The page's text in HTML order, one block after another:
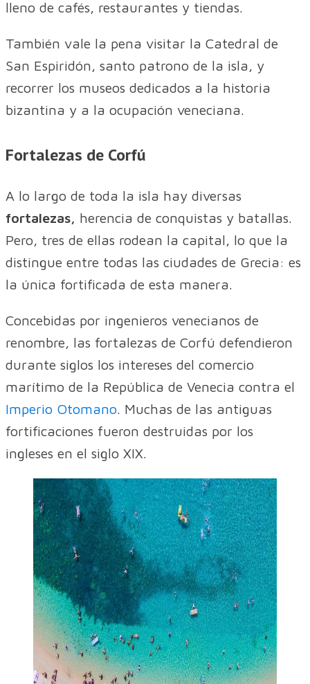
lleno de cafés, restaurantes y tiendas.
También vale la pena visitar la Catedral de
San Espiridón, santo patrono de la isla, y
recorrer los museos dedicados a la historia
bizantina y a la ocupación veneciana.
Fortalezas de Corfú
A lo largo de toda la isla hay diversas
fortalezas, herencia de conquistas y batallas.
Pero, tres de ellas rodean la capital, lo que la
distingue entre todas las ciudades de Grecia: es
la única fortificada de esta manera.
Concebidas por ingenieros venecianos de
renombre, las fortalezas de Corfú defendieron
durante siglos los intereses del comercio
marítimo de la República de Venecia contra el
Imperio Otomano. Muchas de las antiguas
fortificaciones fueron destruidas por los
ingleses en el siglo XIX.